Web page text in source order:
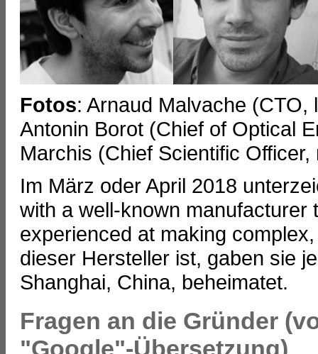
Fotos: Arnaud Malvache
Antonin Borot (Chief of Optical
Marchis (Chief Scientific
Im März oder April 2018
with a well-known
experienced at making
dieser Hersteller ist, gaben sie
Shanghai, China, beheimatet.
Fragen an die Gründer
"Google"-Übersetzung)